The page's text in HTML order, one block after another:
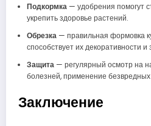
Подкормка— удобрения помогут
укрепить здоровье растений.
Обрезка— правильная формовка
способствует их декоративности и
Защита— регулярный осмотр на
болезней, применение
Заключение